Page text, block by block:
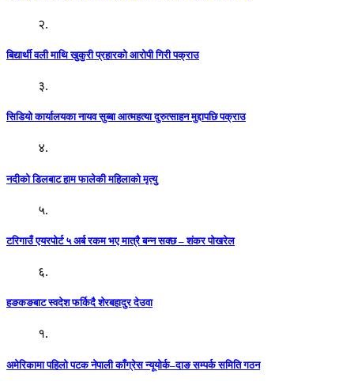
२.
बिद्यार्थी वली माथि खुकुरी प्रहारको आरोपी गिरी पक्राउ
३.
सिडियो कार्यालयका नायव सुब्बा आत्महत्या दुरुत्साहन मुद्दापछि पक्राउ
४.
नदीको डिलबाट हाम फालेकी महिलाको मृत्यु
५.
टरिगाउँ एयरपोर्ट ५ अर्ब रकम भए मात्रै बन्न सक्छ – शंकर पोखरेल
६.
हङकङबाट स्वदेश फर्किदै शेरबहादुर देउवा
१.
अमेरिकामा पहिलो पटक नेपाली काँग्रेस न्यूयोर्क–दाङ सम्पर्क समिति गठन